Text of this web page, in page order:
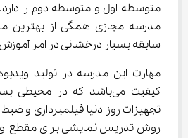
متوسطه اول و متوسطه دوم را
مدرسه مجازی همگی از بهترین
سابقه بسیار درخشانی در امر آموزش
مهارت این مدرسه در تولید
کیفیت می‌باشد که در
تجهیزات روز دنیا فیلمبرداری و
روش تدریس نمایشی برای مقطع اول